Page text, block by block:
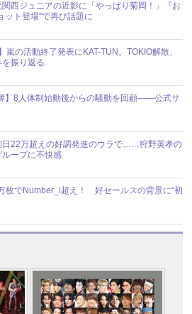
西ジュニアの近影に「やっぱり菊岡！」『お
ット登場”で再び話題に
嵐の活動終了発表にKAT-TUN、TOKIO解散、
振り返る
】8人体制始動後からの騒動を回顧――公式サ
日22万超えの好調発進のウラで……狩野英孝の
ープに不快感
枚でNumber_i超え！ 好セールスの背景に“初